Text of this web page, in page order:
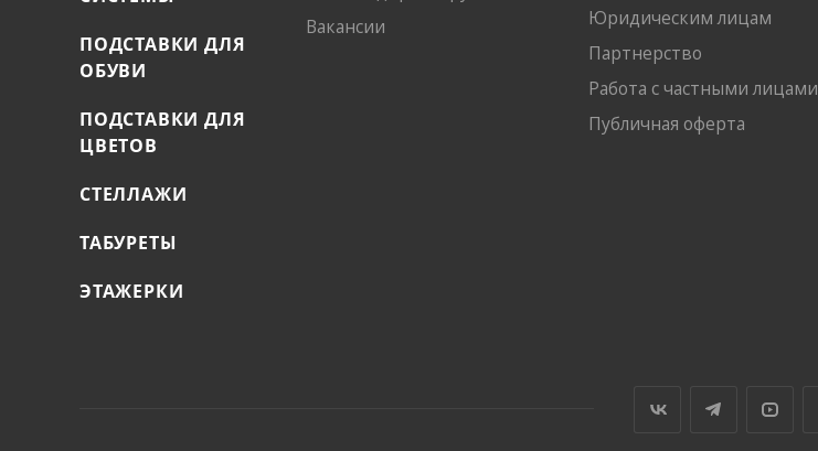
ПОДСТАВКИ ДЛЯ
ОБУВИ
ПОДСТАВКИ ДЛЯ
ЦВЕТОВ
СТЕЛЛАЖИ
ТАБУРЕТЫ
ЭТАЖЕРКИ
Вакансии
Юридическим лицам
Партнерство
Работа с частными лицами
Публичная оферта